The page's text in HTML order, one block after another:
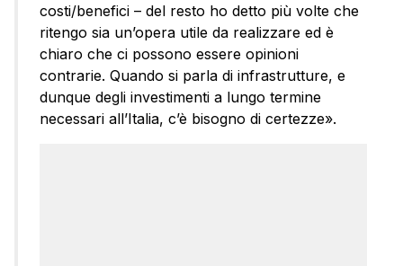
costi/benefici – del resto ho detto più volte che
ritengo sia un’opera utile da realizzare ed è
chiaro che ci possono essere opinioni
contrarie. Quando si parla di infrastrutture, e
dunque degli investimenti a lungo termine
necessari all’Italia, c’è bisogno di certezze».